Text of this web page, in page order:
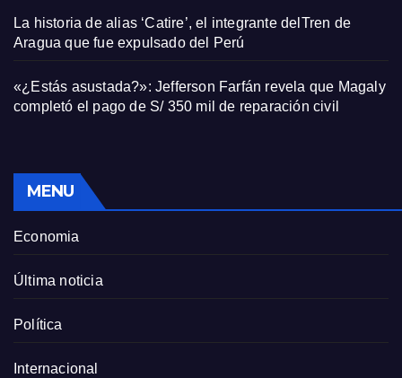
La historia de alias ‘Catire’, el integrante delTren de
Aragua que fue expulsado del Perú
«¿Estás asustada?»: Jefferson Farfán revela que Magaly
completó el pago de S/ 350 mil de reparación civil
MENU
Economia
Última noticia
Política
Internacional